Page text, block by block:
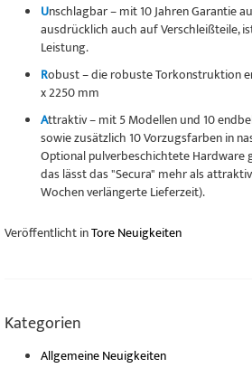
Unschlagbar – mit 10 Jahren Garantie
ausdrücklich auch auf Verschleißteile,
Leistung.
Robust – die robuste Torkonstruktion
x 2250 mm
Attraktiv – mit 5 Modellen und 10
sowie zusätzlich 10 Vorzugsfarben in
Optional pulverbeschichtete Hardware
das lässt das "Secura" mehr als
Wochen verlängerte Lieferzeit).
Veröffentlicht inTore Neuigkeiten
Kategorien
Allgemeine Neuigkeiten